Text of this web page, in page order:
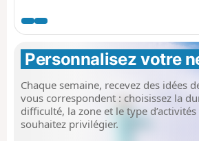
Contamines-Montjoie. ⚠️ Attention, tu
et pas à (D) pour cette balade ⚠️
Personnalisez votre
Chaque semaine, recevez des idées
vous correspondent : choisissez la
difficulté, la zone et le type
souhaitez privilégier.